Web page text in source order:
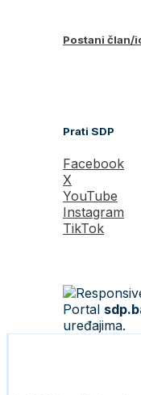
Postani član/
Prati SDP
Facebook
X
YouTube
Instagram
TikTok
Portal
uređajima.